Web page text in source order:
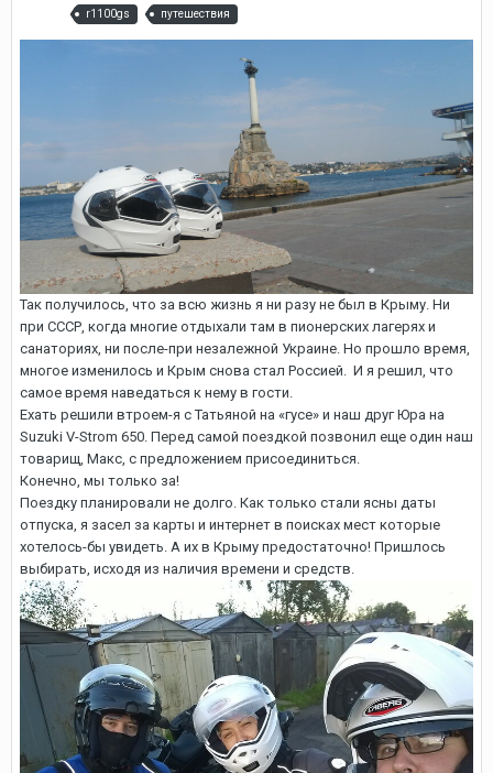
r1100gs путешествия
Так получилось, что за всю жизнь я ни разу не был в Крыму. Ни
при СССР, когда многие отдыхали там в пионерских лагерях и
санаториях, ни после-при незалежной Украине. Но прошло время,
многое изменилось и Крым снова стал Россией. И я решил, что
самое время наведаться к нему в гости.
Ехать решили втроем-я с Татьяной на «гусе» и наш друг Юра на
Suzuki V-Strom 650. Перед самой поездкой позвонил еще один наш
товарищ, Макс, с предложением присоединиться.
Конечно, мы только за!
Поездку планировали не долго. Как только стали ясны даты
отпуска, я засел за карты и интернет в поисках мест которые
хотелось-бы увидеть. А их в Крыму предостаточно! Пришлось
выбирать, исходя из наличия времени и средств.